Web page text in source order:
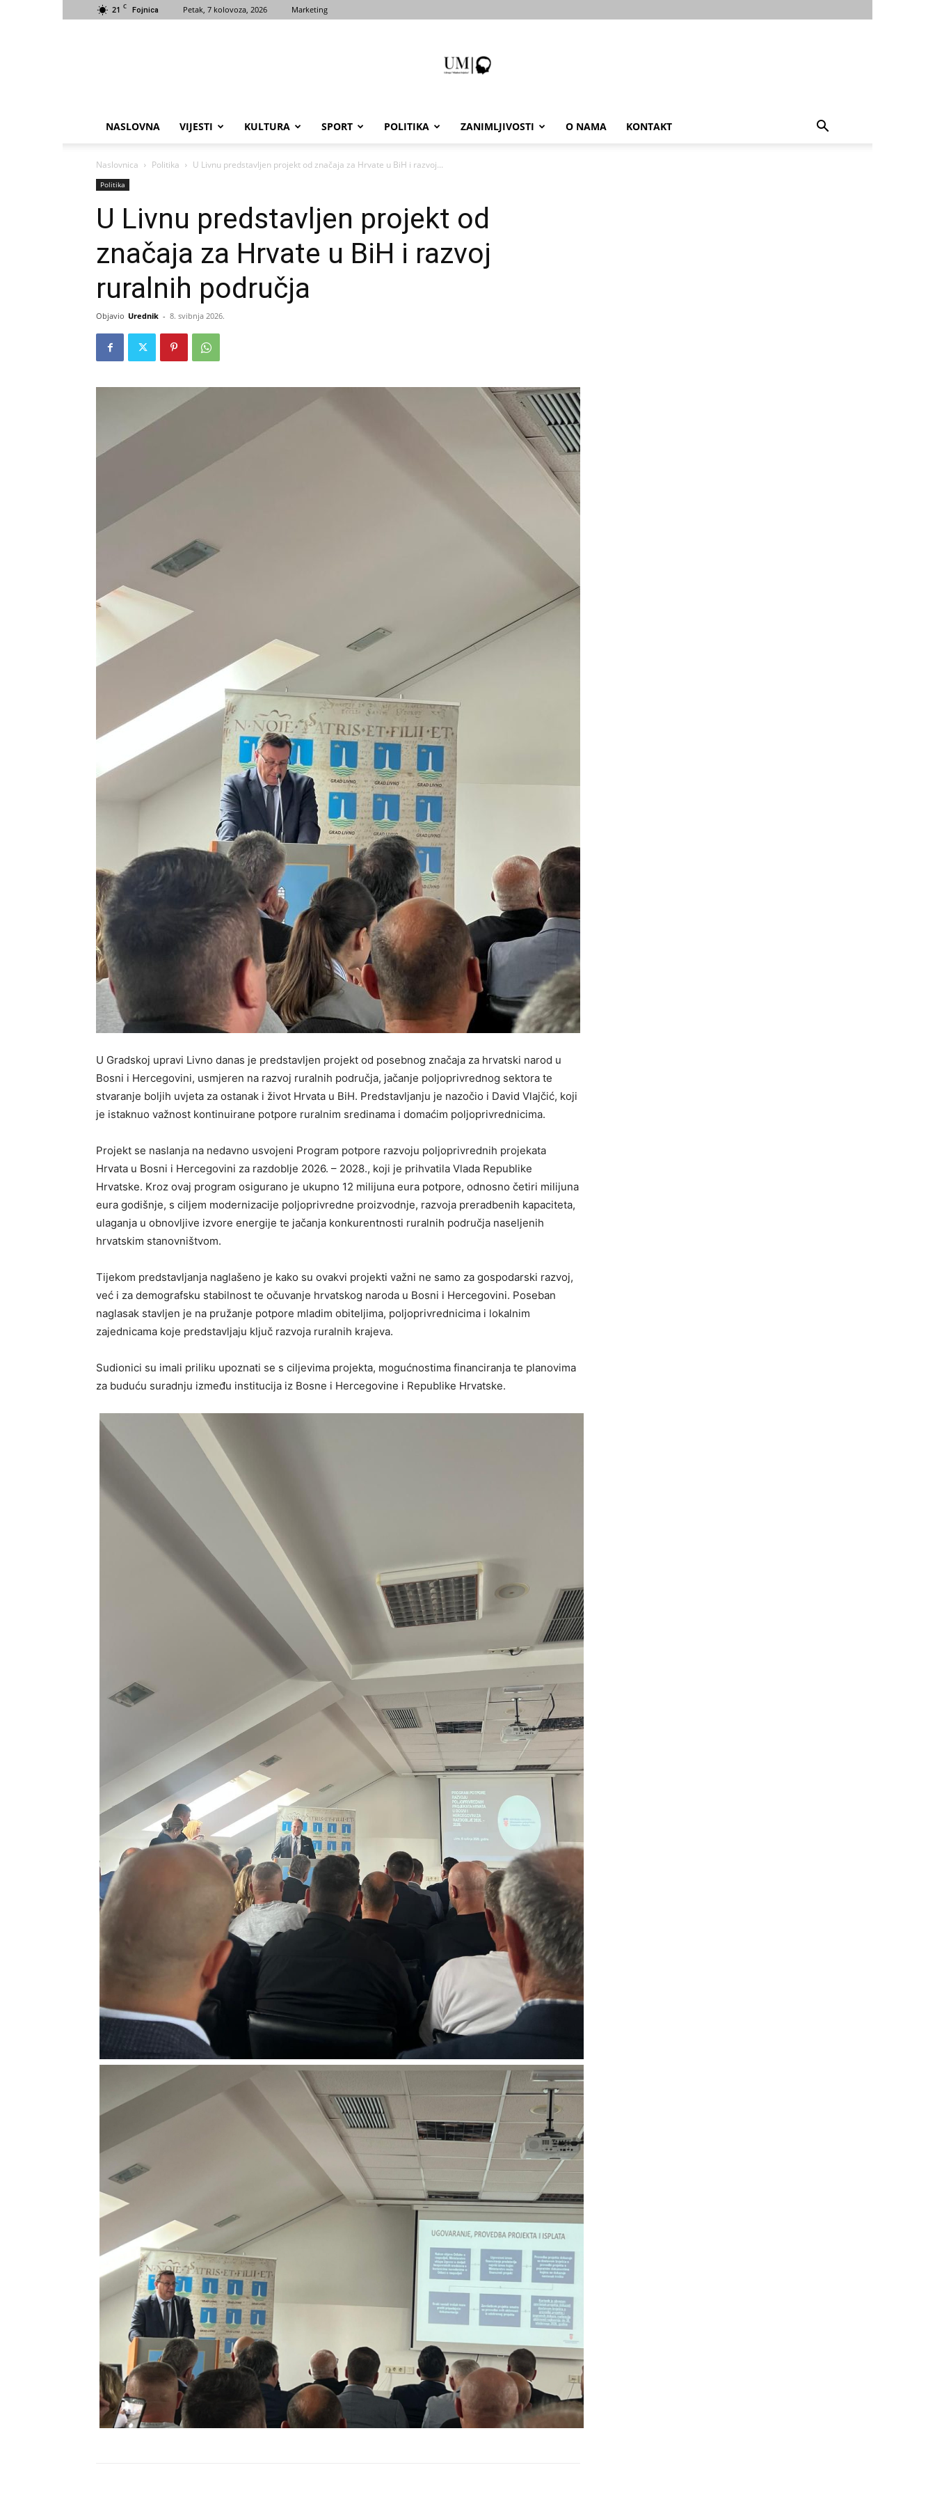
21 C Fojnica Petak, 7 kolovoza, 2026 Marketing
um-
NASLOVNA VIJESTI KULTURA SPORT POLITIKA ZANIMLJIVOSTI O NAMA KONTAKT
Naslovnica Politika U Livnu predstavljen projekt od značaja za Hrvate u BiH i razvoj...
Politika
U Livnu predstavljen projekt od
značaja za Hrvate u BiH i razvoj
ruralnih područja
Objavio Urednik - 8. svibnja 2026.
U Gradskoj upravi Livno danas je predstavljen projekt od posebnog značaja za hrvatski narod u
Bosni i Hercegovini, usmjeren na razvoj ruralnih područja, jačanje poljoprivrednog sektora te
stvaranje boljih uvjeta za ostanak i život Hrvata u BiH. Predstavljanju je nazočio i David Vlajčić, koji
je istaknuo važnost kontinuirane potpore ruralnim sredinama i domaćim poljoprivrednicima.
Projekt se naslanja na nedavno usvojeni Program potpore razvoju poljoprivrednih projekata
Hrvata u Bosni i Hercegovini za razdoblje 2026. – 2028., koji je prihvatila Vlada Republike
Hrvatske. Kroz ovaj program osigurano je ukupno 12 milijuna eura potpore, odnosno četiri milijuna
eura godišnje, s ciljem modernizacije poljoprivredne proizvodnje, razvoja preradbenih kapaciteta,
ulaganja u obnovljive izvore energije te jačanja konkurentnosti ruralnih područja naseljenih
hrvatskim stanovništvom.
Tijekom predstavljanja naglašeno je kako su ovakvi projekti važni ne samo za gospodarski razvoj,
već i za demografsku stabilnost te očuvanje hrvatskog naroda u Bosni i Hercegovini. Poseban
naglasak stavljen je na pružanje potpore mladim obiteljima, poljoprivrednicima i lokalnim
zajednicama koje predstavljaju ključ razvoja ruralnih krajeva.
Sudionici su imali priliku upoznati se s ciljevima projekta, mogućnostima financiranja te planovima
za buduću suradnju između institucija iz Bosne i Hercegovine i Republike Hrvatske.